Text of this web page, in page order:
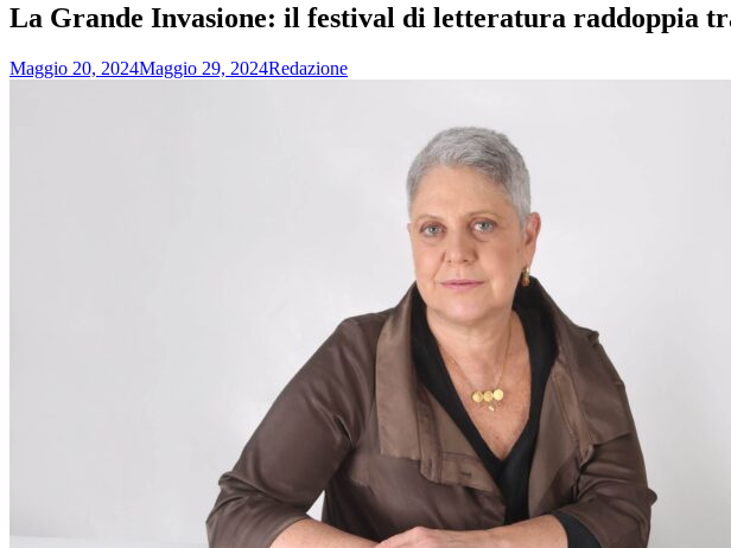
La Grande Invasione: il festival di letteratura raddoppia
Maggio 20, 2024Maggio 29, 2024Redazione